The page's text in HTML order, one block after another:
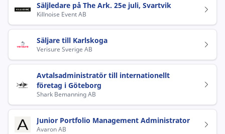
Säljledare på The Ark. 25e juli, Svartvik
Killnoise Event AB
Säljare till Karlskoga
Verisure Sverige AB
Avtalsadministratör till internationellt
företag i Göteborg
Shark Bemanning AB
Junior Portfolio Management Administrator
Avaron AB